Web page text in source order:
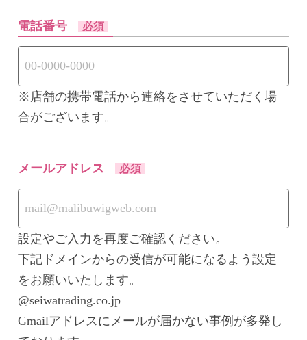
電話番号 必須
※店舗の携帯電話から連絡をさせていただく場
合がございます。
メールアドレス 必須
設定やご入力を再度ご確認ください。
下記ドメインからの受信が可能になるよう設定
をお願いいたします。
@seiwatrading.co.jp
Gmailアドレスにメールが届かない事例が多発し